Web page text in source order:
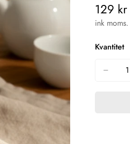
Vanligt
pris
129 kr
ink moms.
Kvantitet